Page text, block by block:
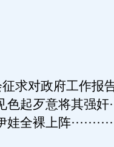
对政府工作报告
起歹意将其强奸
娃全裸上阵··········